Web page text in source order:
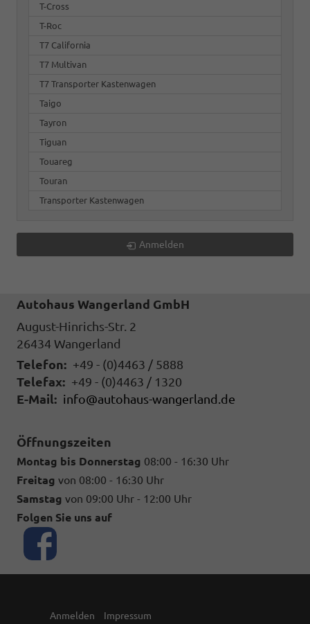
T-Cross
T-Roc
T7 California
T7 Multivan
T7 Transporter Kastenwagen
Taigo
Tayron
Tiguan
Touareg
Touran
Transporter Kastenwagen
Anmelden
Autohaus Wangerland GmbH
August-Hinrichs-Str. 2
26434 Wangerland
Telefon: +49 - (0)4463 / 5888
Telefax: +49 - (0)4463 / 1320
E-Mail: info@autohaus-wangerland.de
Öffnungszeiten
Montag bis Donnerstag 08:00 - 16:30 Uhr
Freitag von 08:00 - 16:30 Uhr
Samstag von 09:00 Uhr - 12:00 Uhr
Folgen Sie uns auf
Anmelden Impressum